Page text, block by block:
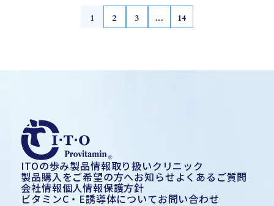
1 2 3 ... 14
ITOの歩み製品情報取り扱いクリニック
製品購入をご希望の方へお知らせよくあるご質問
会社情報個人情報保護方針
ビタミンC・E誘導体についてお問い合わせ